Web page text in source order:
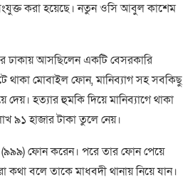
করা হয়েছে। নতুন ওসি আবুল কাশেম
ঢাকায় আসছিলেন একটি বেসরকারি
থাকা মোবাইল ফোন, মানিব্যাগ সহ সবকিছু
হত্যার হুমকি দিয়ে মানিব্যাগে থাকা
৯১ হাজার টাকা তুলে নেয়।
(৯৯৯) ফোন করেন। পরে তার ফোন পেয়ে
বলে তাকে মাধবদী থানায় নিয়ে যান।